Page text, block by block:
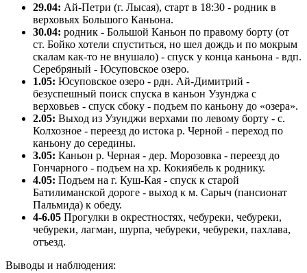
29.04: Ай-Петри (г. Лысая), старт в 18:30 - родник в
верховьях Большого Каньона.
30.04: родник - Большой Каньон по правому борту (от
ст. Бойко хотели спуститься, но шел дождь и по мокрым
скалам как-то не внушало) - спуск у конца каньона - вдп.
Серебряный - Юсуповское озеро.
1.05: Юсуповское озеро - рдн. Ай-Димитрий -
безуспешный поиск спуска в каньон Узунджа с
верховьев - спуск сбоку - подъем по каньону до «озера».
2.05: Выход из Узунджи верхами по левому борту - с.
Колхозное - переезд до истока р. Черной - переход по
каньону до середины.
3.05: Каньон р. Черная - дер. Морозовка - переезд до
Гончарного - подъем на хр. Кокиябель к роднику.
4.05: Подъем на г. Куш-Кая - спуск к старой
Батилиманской дороге - выход к м. Сарыч (пансионат
Пальмида) к обеду.
4-6.05 Прогулки в окрестностях, чебуреки, чебуреки,
чебуреки, лагман, шурпа, чебуреки, чебуреки, пахлава,
отъезд.
Выводы и наблюдения: